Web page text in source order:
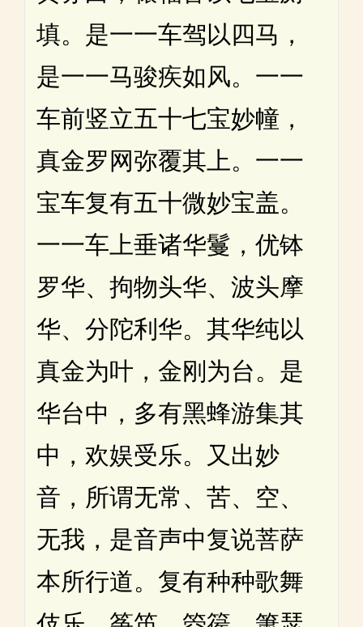
填。是一一车驾以四马，
是一一马骏疾如风。一一
车前竖立五十七宝妙幢，
真金罗网弥覆其上。一一
宝车复有五十微妙宝盖。
一一车上垂诸华鬘，优钵
罗华、拘物头华、波头摩
华、分陀利华。其华纯以
真金为叶，金刚为台。是
华台中，多有黑蜂游集其
中，欢娱受乐。又出妙
音，所谓无常、苦、空、
无我，是音声中复说菩萨
本所行道。复有种种歌舞